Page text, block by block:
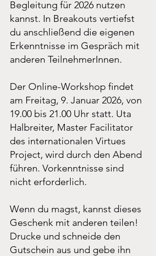
Begleitung für 2026 nutzen
kannst. In Breakouts vertiefst
du anschließend die eigenen
Erkenntnisse im Gespräch mit
anderen TeilnehmerInnen.
Der Online-Workshop findet
am Freitag, 9. Januar 2026, von
19.00 bis 21.00 Uhr statt. Uta
Halbreiter, Master Facilitator
des internationalen Virtues
Project, wird durch den Abend
führen. Vorkenntnisse sind
nicht erforderlich.
Wenn du magst, kannst dieses
Geschenk mit anderen teilen!
Drucke und schneide den
Gutschein aus und gebe ihn